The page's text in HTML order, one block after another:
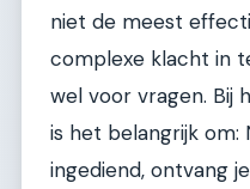
niet de meest
complexe klacht in
wel voor vragen. Bij
is het belangrijk om:
ingediend, ontvang